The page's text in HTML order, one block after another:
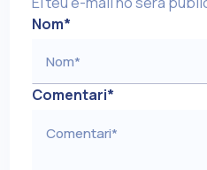
Nom*
Comentari*